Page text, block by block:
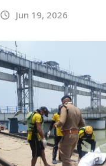
Jun 19, 2026